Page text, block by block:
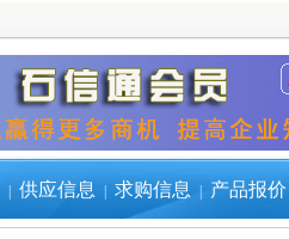
供应信息 求购信息 产品报价